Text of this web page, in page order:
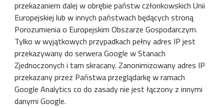
przekazaniem dalej w obrębie państw członkowskich Unii
Europejskiej lub w innych państwach będących stroną
Porozumienia o Europejskim Obszarze Gospodarczym.
Tylko w wyjątkowych przypadkach pełny adres IP jest
przekazywany do serwera Google w Stanach
Zjednoczonych i tam skracany. Zanonimizowany adres IP
przekazany przez Państwa przeglądarkę w ramach
Google Analytics co do zasady nie jest łączony z innymi
danymi Google.